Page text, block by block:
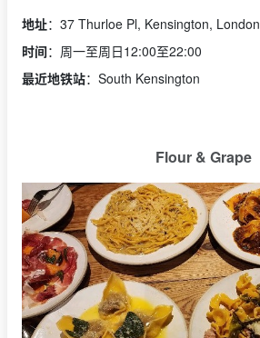
地址：37 Thurloe Pl, Kensington, London
时间：周一至周日12:00至22:00
最近地铁站：South Kensington
Flour & Grape